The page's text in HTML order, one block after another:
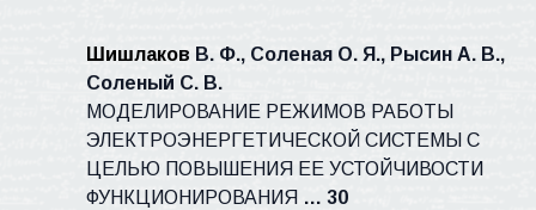
Шишлаков В. Ф., Соленая О. Я., Рысин А. В.,
Соленый С. В.
МОДЕЛИРОВАНИЕ РЕЖИМОВ РАБОТЫ
ЭЛЕКТРОЭНЕРГЕТИЧЕСКОЙ СИСТЕМЫ С
ЦЕЛЬЮ ПОВЫШЕНИЯ ЕЕ УСТОЙЧИВОСТИ
ФУНКЦИОНИРОВАНИЯ … 30